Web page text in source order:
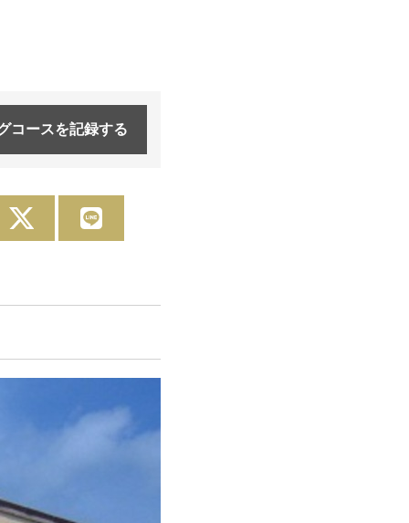
コースを記録する